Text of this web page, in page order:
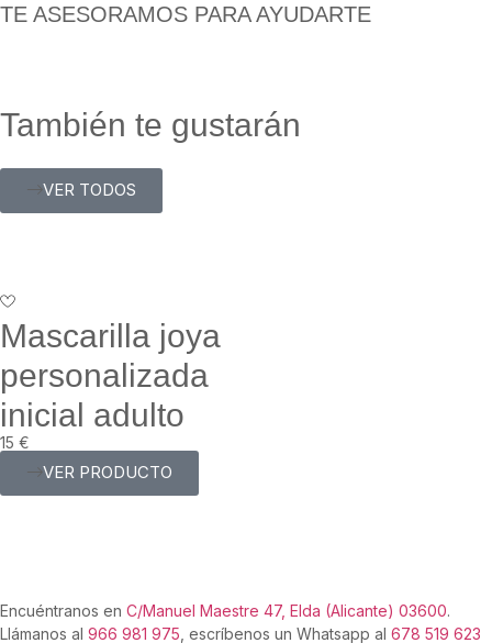
TE ASESORAMOS PARA AYUDARTE
También te gustarán
VER TODOS
Mascarilla joya
personalizada
inicial adulto
15 €
VER PRODUCTO
Encuéntranos en C/Manuel Maestre 47, Elda (Alicante) 03600.
Llámanos al 966 981 975 , escríbenos un Whatsapp al 678 519 623